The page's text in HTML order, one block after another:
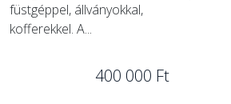
füstgéppel, állványokkal,
kofferekkel. A...
400 000 Ft